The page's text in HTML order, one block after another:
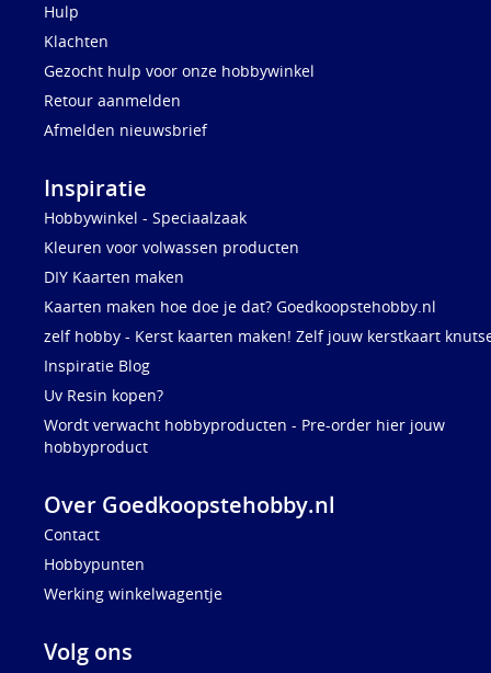
Hulp
Klachten
Gezocht hulp voor onze hobbywinkel
Retour aanmelden
Afmelden nieuwsbrief
Inspiratie
Hobbywinkel - Speciaalzaak
Kleuren voor volwassen producten
DIY Kaarten maken
Kaarten maken hoe doe je dat? Goedkoopstehobby.nl
zelf hobby - Kerst kaarten maken! Zelf jouw kerstkaart
Inspiratie Blog
Uv Resin kopen?
Wordt verwacht hobbyproducten - Pre-order hier jouw
hobbyproduct
Over Goedkoopstehobby.nl
Contact
Hobbypunten
Werking winkelwagentje
Volg ons